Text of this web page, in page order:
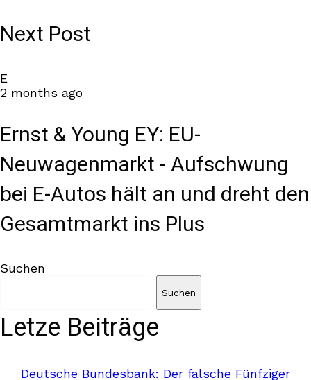
Next Post
E
2 months ago
Ernst & Young EY: EU-
Neuwagenmarkt - Aufschwung
bei E-Autos hält an und dreht den
Gesamtmarkt ins Plus
Suchen
Suchen
Letze Beiträge
Deutsche Bundesbank: Der falsche Fünfziger